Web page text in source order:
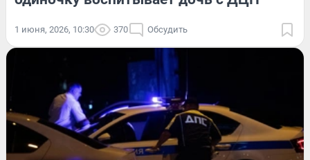
1 июня, 2026, 10:30 370 Обсудить